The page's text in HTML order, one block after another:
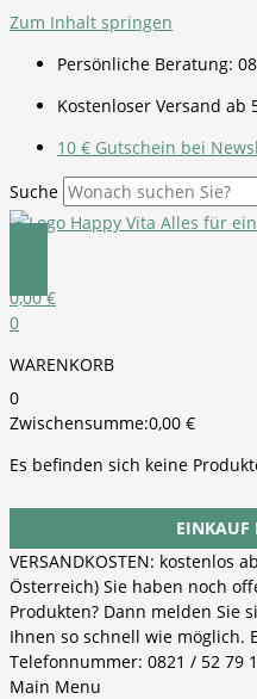
Zum Inhalt springen
Persönliche Beratung:
Kostenloser Versand ab
10 € Gutschein bei
Suche
0,00€
0
WARENKORB
0
Zwischensumme:0,00 €
Es befinden sich keine
EINKAUF
VERSANDKOSTEN: kostenlos
Österreich) Sie haben noch
Produkten? Dann melden Sie
Ihnen so schnell wie möglich.
Telefonnummer: 0821 / 52 79
Main Menu